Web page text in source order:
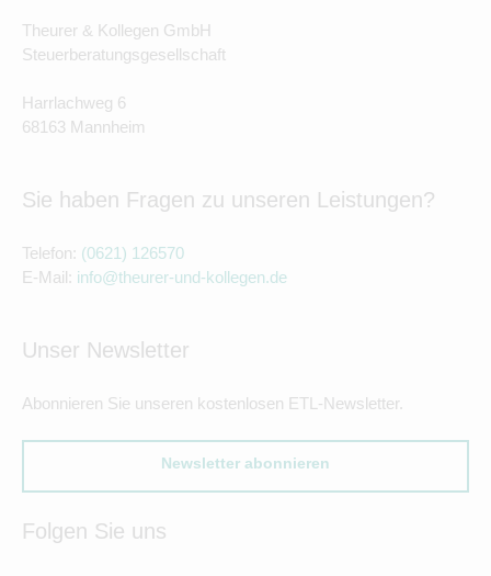
Theurer & Kollegen GmbH
Steuerberatungsgesellschaft
Harrlachweg 6
68163 Mannheim
Sie haben Fragen zu unseren Leistungen?
Telefon: (0621) 126570
E-Mail: info@theurer-und-kollegen.de
Unser Newsletter
Abonnieren Sie unseren kostenlosen ETL-Newsletter.
Newsletter abonnieren
Folgen Sie uns